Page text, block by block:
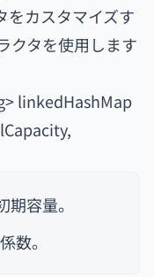
をカスタマイズす
クタを使用します
linkedHashMap
容量。
数。